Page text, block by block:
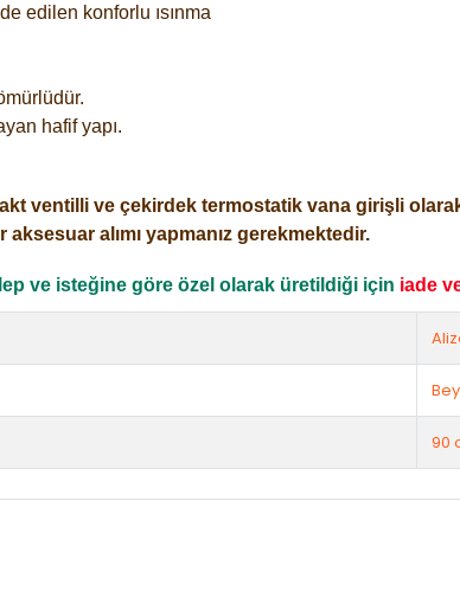
edilen konforlu ısınma
hafif yapı.
ventilli ve çekirdek termostatik vana girişli
aksesuar alımı yapmanız gerekmektedir.
ve isteğine göre özel olarak üretildiği için iade
90